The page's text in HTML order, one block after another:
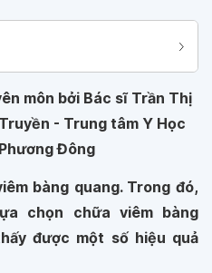
môn bởi Bác sĩ Trần Thị
- Trung tâm Y Học
Đông
bàng quang. Trong đó,
chọn chữa viêm bàng
được một số hiệu quả